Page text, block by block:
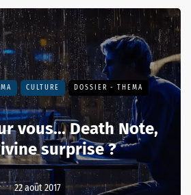
CULTURE DOSSIER - THEMA
vous... Death Note,
surprise ?
22 août 2017